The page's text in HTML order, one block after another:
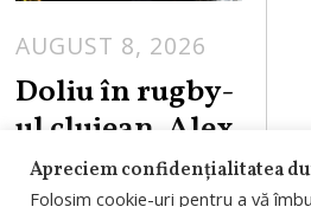
AUGUST 8, 2026
Doliu în rugby-
ul clujean. Alex
Șuler, fost
Apreciem confidențialitatea
Folosim cookie-uri pentru a vă